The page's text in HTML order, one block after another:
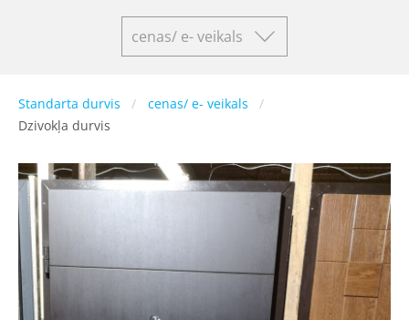
cenas/ e- veikals
Standarta durvis
cenas/ e- veikals
Dzivokļa durvis